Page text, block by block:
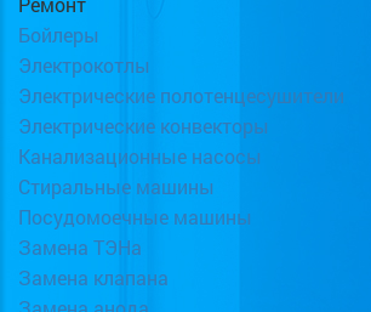
Бойлеры
Электрокотлы
Электрические полотенцесушители
Электрические конвекторы
Канализационные насосы
Стиральные машины
Посудомоечные машины
Замена ТЭНа
Замена клапана